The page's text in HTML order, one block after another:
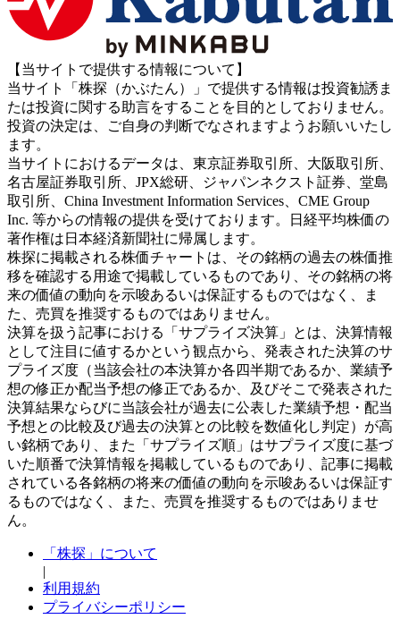
【当サイトで提供する情報について】
当サイト「株探（かぶたん）」で提供する情報は投資勧誘ま
たは投資に関する助言をすることを目的としておりません。
投資の決定は、ご自身の判断でなされますようお願いいたし
ます。
当サイトにおけるデータは、東京証券取引所、大阪取引所、
名古屋証券取引所、JPX総研、ジャパンネクスト証券、堂島
取引所、China Investment Information Services、CME Group
Inc. 等からの情報の提供を受けております。日経平均株価の
著作権は日本経済新聞社に帰属します。
株探に掲載される株価チャートは、その銘柄の過去の株価推
移を確認する用途で掲載しているものであり、その銘柄の将
来の価値の動向を示唆あるいは保証するものではなく、ま
た、売買を推奨するものではありません。
決算を扱う記事における「サプライズ決算」とは、決算情報
として注目に値するかという観点から、発表された決算のサ
プライズ度（当該会社の本決算か各四半期であるか、業績予
想の修正か配当予想の修正であるか、及びそこで発表された
決算結果ならびに当該会社が過去に公表した業績予想・配当
予想との比較及び過去の決算との比較を数値化し判定）が高
い銘柄であり、また「サプライズ順」はサプライズ度に基づ
いた順番で決算情報を掲載しているものであり、記事に掲載
されている各銘柄の将来の価値の動向を示唆あるいは保証す
るものではなく、また、売買を推奨するものではありませ
ん。
「株探」について
|
利用規約
プライバシーポリシー